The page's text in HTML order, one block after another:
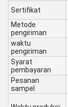
Sertifikat
Metode
pengiriman
waktu
pengiriman
Syarat
pembayaran
Pesanan
sampel